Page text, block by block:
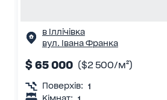
в Іллічівка
вул. Івана Франка
$ 65 000 ($2 500/м²)
Поверхів: 1